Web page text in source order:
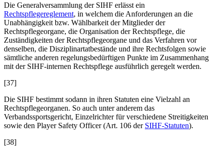
Die Generalversammlung der SIHF erlässt ein
Rechtspflegereglement, in welchem die Anforderungen an die
Unabhängigkeit bzw. Wählbarkeit der Mitglieder der
Rechtspflegeorgane, die Organisation der Rechtspflege, die
Zuständigkeiten der Rechtspflegeorgane und das Verfahren vor
denselben, die Disziplinartatbestände und ihre Rechtsfolgen sowie
sämtliche anderen regelungsbedürftigen Punkte im Zusammenhang
mit der SIHF-internen Rechtspflege ausführlich geregelt werden.
[37]
Die SIHF bestimmt sodann in ihren Statuten eine Vielzahl an
Rechtspflegeorganen. So auch unter anderem das
Verbandssportsgericht, Einzelrichter für verschiedene Streitigkeiten
sowie den Player Safety Officer (Art. 106 der SIHF-Statuten).
[38]